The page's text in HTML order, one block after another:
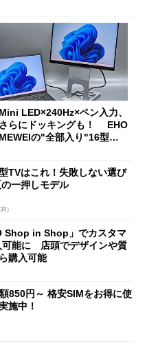
Mini LED×240Hz×ペン入力、
さらにドッキングも！ EHO
MEWEIの"全部入り"16型モ
TVはこれ！失敗しない選び
一押しモデル
）
Shop in Shop」でカスタマ
可能に 店頭でデザインや質
購入可能
850円～ 格安SIMをお得に使
施中！